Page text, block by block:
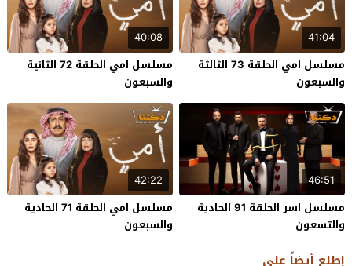
41:04
مسلسل امي الحلقة 73 الثالثة
والسبعون
40:08
مسلسل امي الحلقة 72 الثانية
والسبعون
46:51
مسلسل اسر الحلقة 91 الحادية
والتسعون
42:22
مسلسل امي الحلقة 71 الحادية
والسبعون
إطلع أيضاً على